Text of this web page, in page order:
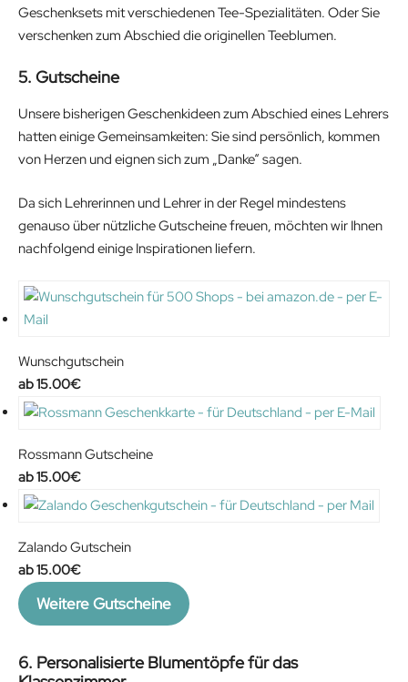
Geschenksets mit verschiedenen Tee-Spezialitäten. Oder Sie
verschenken zum Abschied die originellen Teeblumen.
5. Gutscheine
Unsere bisherigen Geschenkideen zum Abschied eines Lehrers
hatten einige Gemeinsamkeiten: Sie sind persönlich, kommen
von Herzen und eignen sich zum „Danke“ sagen.
Da sich Lehrerinnen und Lehrer in der Regel mindestens
genauso über nützliche Gutscheine freuen, möchten wir Ihnen
nachfolgend einige Inspirationen liefern.
Wunschgutschein
15.00€
Rossmann Gutscheine
15.00€
Zalando Gutschein
15.00€
Weitere Gutscheine
6. Personalisierte Blumentöpfe für das